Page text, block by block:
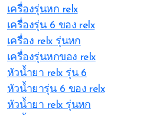
เครื่องรุ่นหก relx
เครื่องรุ่น 6 ของ relx
เครื่อง relx รุ่นหก
เครื่องรุ่นหกของ relx
หัวน้ำยา relx รุ่น 6
หัวน้ำยารุ่น 6 ของ relx
หัวน้ำยา relx รุ่นหก